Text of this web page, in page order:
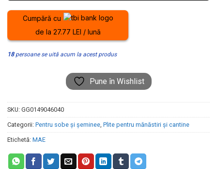
Cumpără cu
de la 27.77 LEI / lună
18persoane se uită acum la acest produs
Pune în Wishlist
SKU: GG0149046040
Categorii: Pentru sobe și șeminee, Plite pentru mănăstiri și cantine
Etichetă: MAE